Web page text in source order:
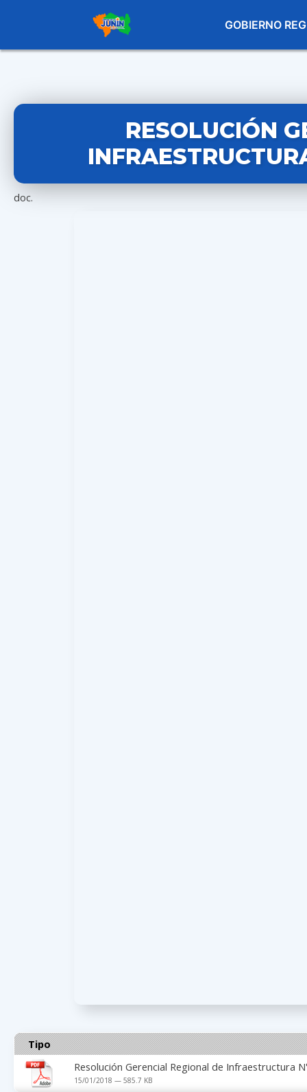
GOBIERNO
RESOLUCIÓN
doc.
Tipo
Resolución Gerencial Regional de Infraestructura
15/01/2018 — 585.7 KB